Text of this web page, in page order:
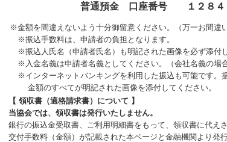
普通預金 口座番号 １２８４２
※金額を間違えないよう十分御留意ください。（万一お間違
※振込手数料は、申請者の負担となります。
※振込人氏名（申請者氏名）も明記された画像を必ず添付し
※入金名義は申請者名義としてください。（会社名義の場合
※インターネットバンキングを利用した振込も可能です。振
金額のすべてが明記された画像を添付してください。
【 領収書（適格請求書）について 】
当協会では、領収書は発行いたしません。
銀行の振込金受取書、ご利用明細書をもって、領収書に代えさ
交付手数料（金額）が記載された本ページと金融機関より発